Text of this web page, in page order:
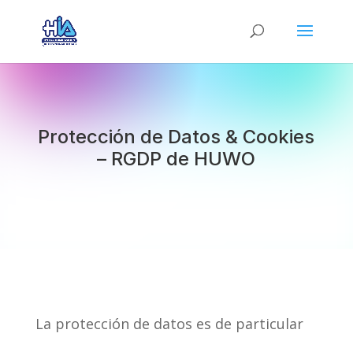
Protección de Datos & Cookies
– RGDP de HUWO
La protección de datos es de particular